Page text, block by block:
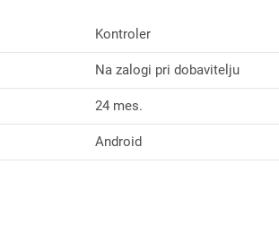
Kontroler
Na zalogi pri dobavitelju
24 mes.
Android